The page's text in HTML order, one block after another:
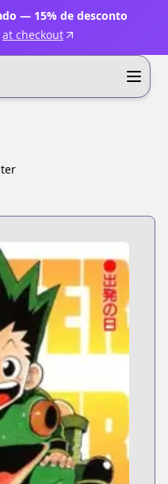
— 15% de desconto
at checkout